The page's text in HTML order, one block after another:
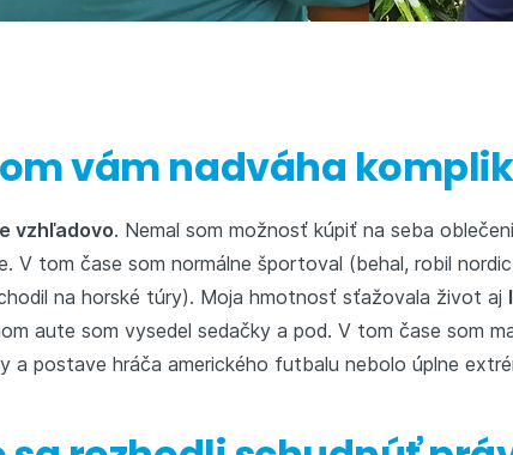
vám nadváha
vzhľadovo. Nemal som možnosť kúpiť na seba
V tom čase som normálne športoval (behal, robil
na horské túry). Moja hmotnosť sťažovala život aj
aute som vysedel sedačky a pod. V tom čase som
a postave hráča amerického futbalu nebolo úplne